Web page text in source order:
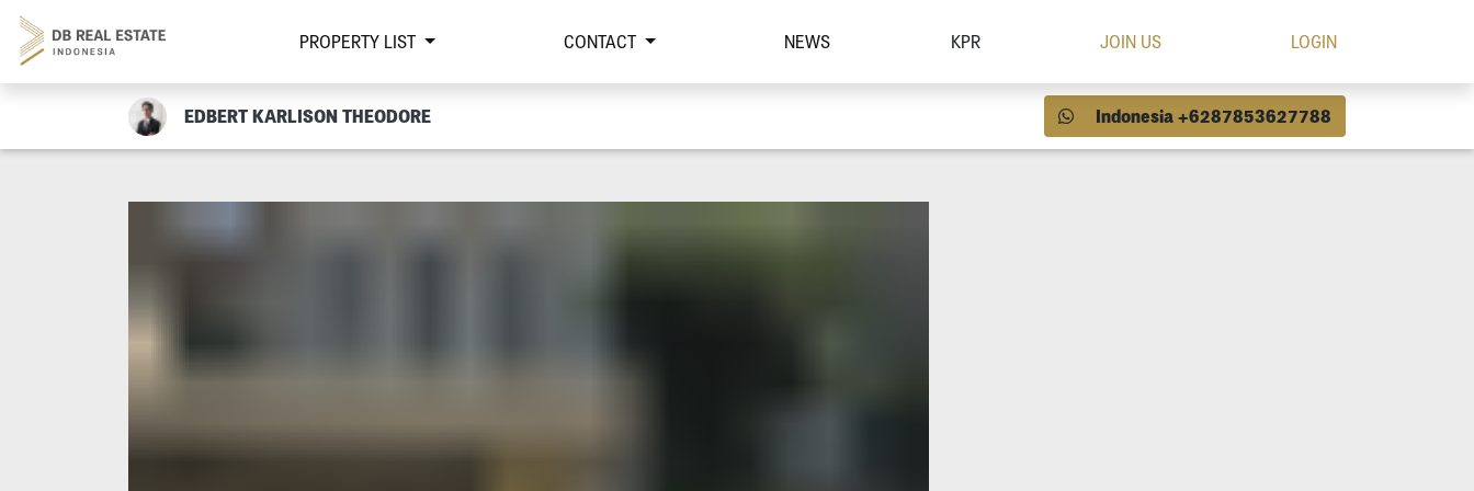
PROPERTY LIST CONTACT NEWS KPR JOIN US LOGIN
EDBERT KARLISON THEODORE Indonesia +6287853627788